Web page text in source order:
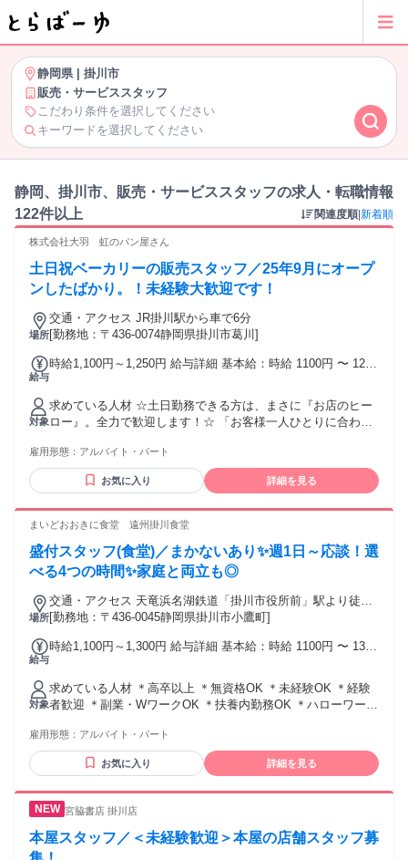
静岡県| 掛川市
販売・サービススタッフ
こだわり条件を選択してください
キーワードを選択してください
静岡、掛川市、販売・サービススタッフの求人・転職情報
122件以上
関連度順 新着順
株式会社大羽 虹のパン屋さん
土日祝ベーカリーの販売スタッフ／25年9月にオープ
ンしたばかり。！未経験大歓迎です！
場所
交通・アクセス JR掛川駅から車で6分
[勤務地：〒436-0074静岡県掛川市葛川]
給与
時給1,100円～1,250円 給与詳細 基本給：時給 1100円 〜 1250
対象
求めている人材 ☆土日勤務できる方は、まさに『お店のヒー
ロー』。全力で歓迎します！☆ 「お客様一人ひとりに合わせ
楽しみながら覚えてくれる方」 「混雑時も、チームで声を掛
け合いながら動ける方」 「トレイやトングの補充など、細か
い目配りができる方」
雇用形態： アルバイト・パート
お気に入り 詳細を見る
まいどおおきに食堂 遠州掛川食堂
盛付スタッフ(食堂)／まかないあり✨週1日～応談！選
べる4つの時間✨家庭と両立も◎
場所
交通・アクセス 天竜浜名湖鉄道「掛川市役所前」駅より徒歩7
分／車・バイク通勤OK
[勤務地：〒436-0045静岡県掛川市小鷹町]
給与
時給1,100円～1,300円 給与詳細 基本給：時給 1100円 〜 1300
日祝×17時以降の勤務は時給1300円になります✨ ◆昇給あり
対象
求めている人材 ＊高卒以上 ＊無資格OK ＊未経験OK ＊経験
者歓迎 ＊副業・WワークOK ＊扶養内勤務OK ＊ハローワーク
どで 店内スタッフやホールスタッフ、 キッチンスタッフ、洗
い場、盛り付け などの経験がある方は歓迎！ 正社員や契約社
員からアルバイト・パートへ 働き方を変えたい方も応援しま
雇用形態： アルバイト・パート
お気に入り 詳細を見る
宮脇書店 掛川店
本屋スタッフ／＜未経験歓迎＞本屋の店舗スタッフ募